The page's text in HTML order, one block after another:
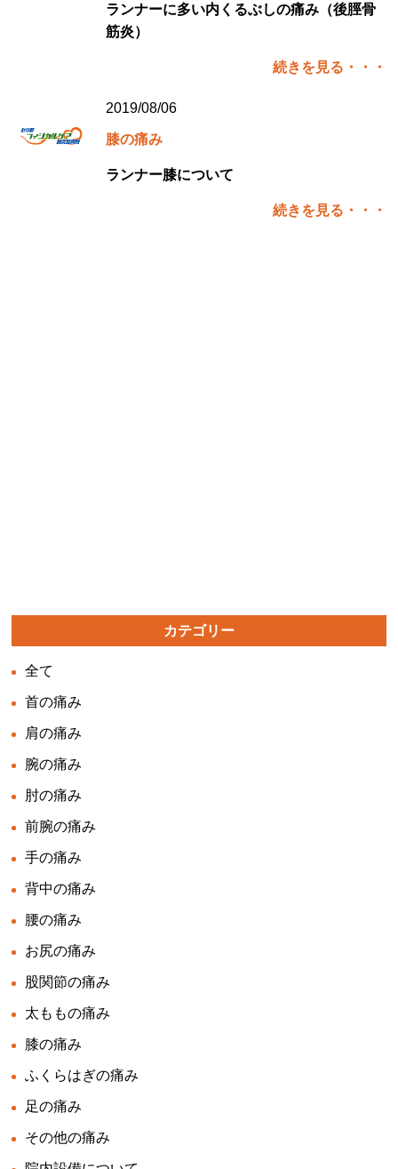
ランナーに多い内くるぶしの痛み（後脛骨
筋炎）
続きを見る・・・
2019/08/06
膝の痛み
ランナー膝について
続きを見る・・・
カテゴリー
全て
首の痛み
肩の痛み
腕の痛み
肘の痛み
前腕の痛み
手の痛み
背中の痛み
腰の痛み
お尻の痛み
股関節の痛み
太ももの痛み
膝の痛み
ふくらはぎの痛み
足の痛み
その他の痛み